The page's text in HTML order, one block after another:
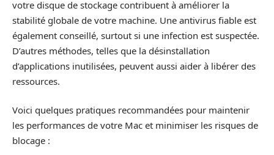
votre disque de stockage contribuent à améliorer la
stabilité globale de votre machine. Une antivirus fiable est
également conseillé, surtout si une infection est suspectée.
D’autres méthodes, telles que la désinstallation
d’applications inutilisées, peuvent aussi aider à libérer des
ressources.
Voici quelques pratiques recommandées pour maintenir
les performances de votre Mac et minimiser les risques de
blocage :